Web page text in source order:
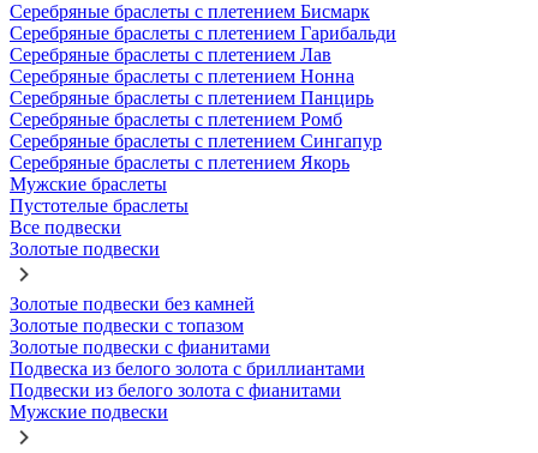
Серебряные браслеты с плетением Бисмарк
Серебряные браслеты с плетением Гарибальди
Серебряные браслеты с плетением Лав
Серебряные браслеты с плетением Нонна
Серебряные браслеты с плетением Панцирь
Серебряные браслеты с плетением Ромб
Серебряные браслеты с плетением Сингапур
Серебряные браслеты с плетением Якорь
Мужские браслеты
Пустотелые браслеты
Все подвески
Золотые подвески
Золотые подвески без камней
Золотые подвески с топазом
Золотые подвески с фианитами
Подвеска из белого золота с бриллиантами
Подвески из белого золота с фианитами
Мужские подвески